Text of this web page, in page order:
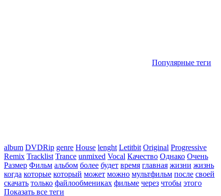
Популярные теги
album DVDRip genre House lenght Letitbit Original Progressive
Remix Tracklist Trance unmixed Vocal Качество Однако Очень
Размер Фильм альбом более будет время главная жизни жизнь
когда которые который может можно мультфильм после своей
скачать только файлообмениках фильме через чтобы этого
Показать все теги